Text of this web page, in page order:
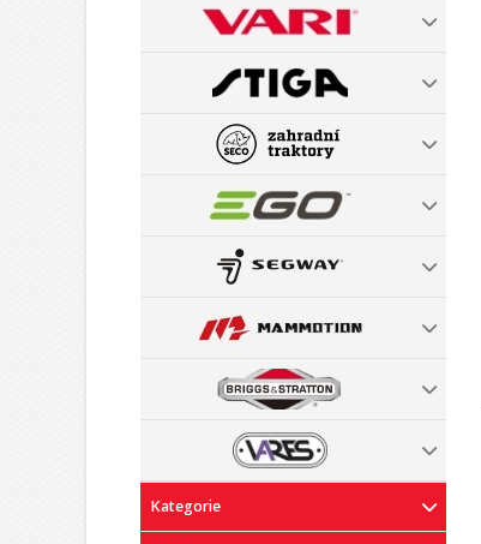
Kategorie